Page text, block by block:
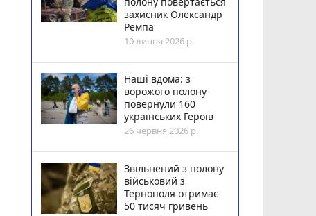
захисник Олександр
Ремпа
10 липня 2026 р.
Наші вдома: з
ворожого полону
повернули 160
українських Героїв
26 червня 2026 р.
Звільнений з полону
військовий з
Тернополя отримає
50 тисяч гривень